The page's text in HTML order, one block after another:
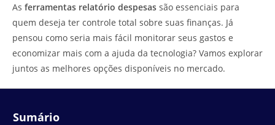
As ferramentas relatório despesas são essenciais para
quem deseja ter controle total sobre suas finanças. Já
pensou como seria mais fácil monitorar seus gastos e
economizar mais com a ajuda da tecnologia? Vamos explorar
juntos as melhores opções disponíveis no mercado.
Sumário